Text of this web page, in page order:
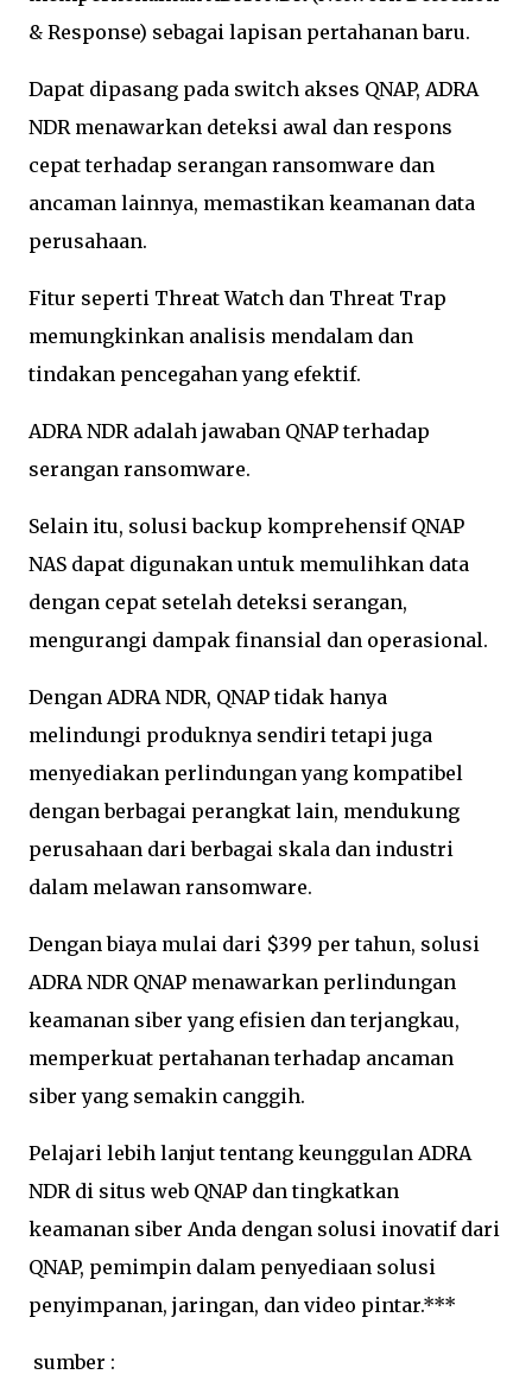
& Response) sebagai lapisan pertahanan baru.
Dapat dipasang pada switch akses QNAP, ADRA
NDR menawarkan deteksi awal dan respons
cepat terhadap serangan ransomware dan
ancaman lainnya, memastikan keamanan data
perusahaan.
Fitur seperti Threat Watch dan Threat Trap
memungkinkan analisis mendalam dan
tindakan pencegahan yang efektif.
ADRA NDR adalah jawaban QNAP terhadap
serangan ransomware.
Selain itu, solusi backup komprehensif QNAP
NAS dapat digunakan untuk memulihkan data
dengan cepat setelah deteksi serangan,
mengurangi dampak finansial dan operasional.
Dengan ADRA NDR, QNAP tidak hanya
melindungi produknya sendiri tetapi juga
menyediakan perlindungan yang kompatibel
dengan berbagai perangkat lain, mendukung
perusahaan dari berbagai skala dan industri
dalam melawan ransomware.
Dengan biaya mulai dari $399 per tahun, solusi
ADRA NDR QNAP menawarkan perlindungan
keamanan siber yang efisien dan terjangkau,
memperkuat pertahanan terhadap ancaman
siber yang semakin canggih.
Pelajari lebih lanjut tentang keunggulan ADRA
NDR di situs web QNAP dan tingkatkan
keamanan siber Anda dengan solusi inovatif dari
QNAP, pemimpin dalam penyediaan solusi
penyimpanan, jaringan, dan video pintar.***
sumber :